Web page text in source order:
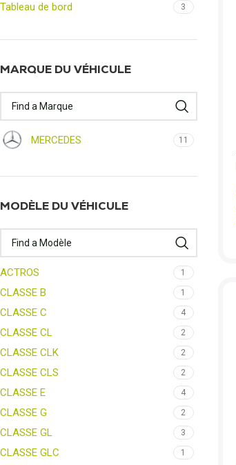
Tableau de bord 3
MARQUE DU VÉHICULE
MERCEDES 11
MODÈLE DU VÉHICULE
ACTROS 1
CLASSE B 1
CLASSE C 4
CLASSE CL 2
CLASSE CLK 2
CLASSE CLS 2
CLASSE E 4
CLASSE G 2
CLASSE GL 3
CLASSE GLC 1